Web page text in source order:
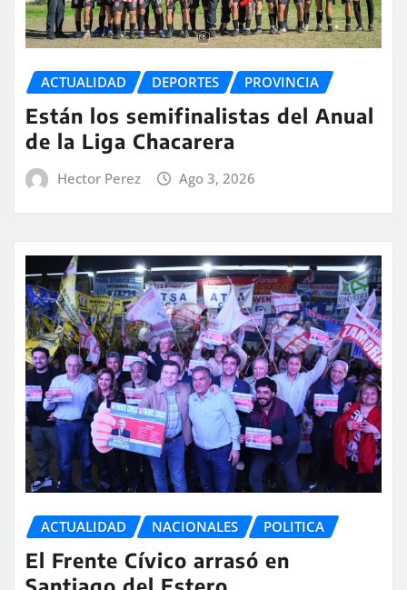
ACTUALIDAD DEPORTES PROVINCIA
Están los semifinalistas del Anual
de la Liga Chacarera
Hector Perez Ago 3, 2026
ACTUALIDAD NACIONALES POLITICA
El Frente Cívico arrasó en